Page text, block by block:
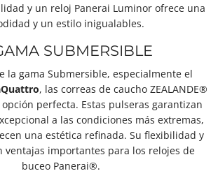
y un reloj Panerai Luminor ofrece una
y un estilo inigualables.
SUBMERSIBLE
la gama Submersible, especialmente el
, las correas de caucho ZEALANDE®
perfecta. Estas pulseras garantizan
a las condiciones más extremas,
una estética refinada. Su flexibilidad y
ventajas importantes para los relojes de
buceo Panerai®.